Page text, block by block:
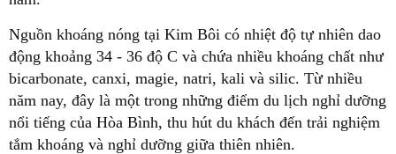
Nguồn khoáng nóng tại Kim Bôi có nhiệt độ tự nhiên dao
động khoảng 34 - 36 độ C và chứa nhiều khoáng chất như
bicarbonate, canxi, magie, natri, kali và silic. Từ nhiều
năm nay, đây là một trong những điểm du lịch nghỉ dưỡng
nổi tiếng của Hòa Bình, thu hút du khách đến trải nghiệm
tắm khoáng và nghỉ dưỡng giữa thiên nhiên.